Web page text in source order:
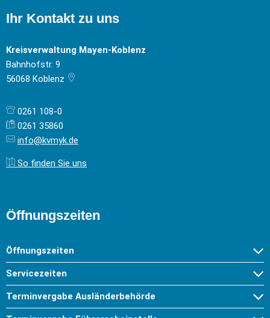
Ihr Kontakt zu uns
Kreisverwaltung Mayen-Koblenz
Bahnhofstr. 9
56068 Koblenz
0261 108-0
0261 35860
info@kvmyk.de
So finden Sie uns
Öffnungszeiten
Öffnungszeiten
Servicezeiten
Terminvergabe Ausländerbehörde